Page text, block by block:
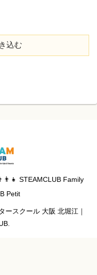
込む
STEAMCLUB Family
Petit
ースクール 大阪 北堀江｜